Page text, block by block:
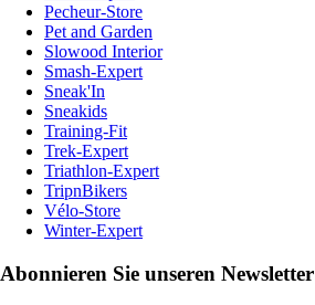
Pecheur-Store
Pet and Garden
Slowood Interior
Smash-Expert
Sneak'In
Sneakids
Training-Fit
Trek-Expert
Triathlon-Expert
TripnBikers
Vélo-Store
Winter-Expert
Abonnieren Sie unseren Newsletter